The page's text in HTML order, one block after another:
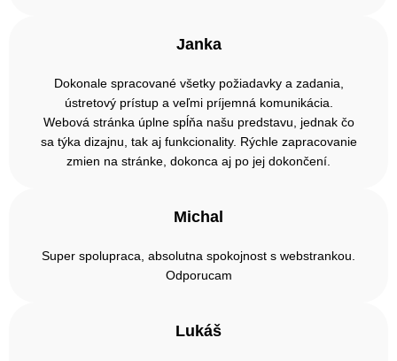
Janka
Dokonale spracované všetky požiadavky a zadania,
ústretový prístup a veľmi príjemná komunikácia.
Webová stránka úplne spĺňa našu predstavu, jednak čo
sa týka dizajnu, tak aj funkcionality. Rýchle zapracovanie
zmien na stránke, dokonca aj po jej dokončení.
Michal
Super spolupraca, absolutna spokojnost s webstrankou.
Odporucam
Lukáš